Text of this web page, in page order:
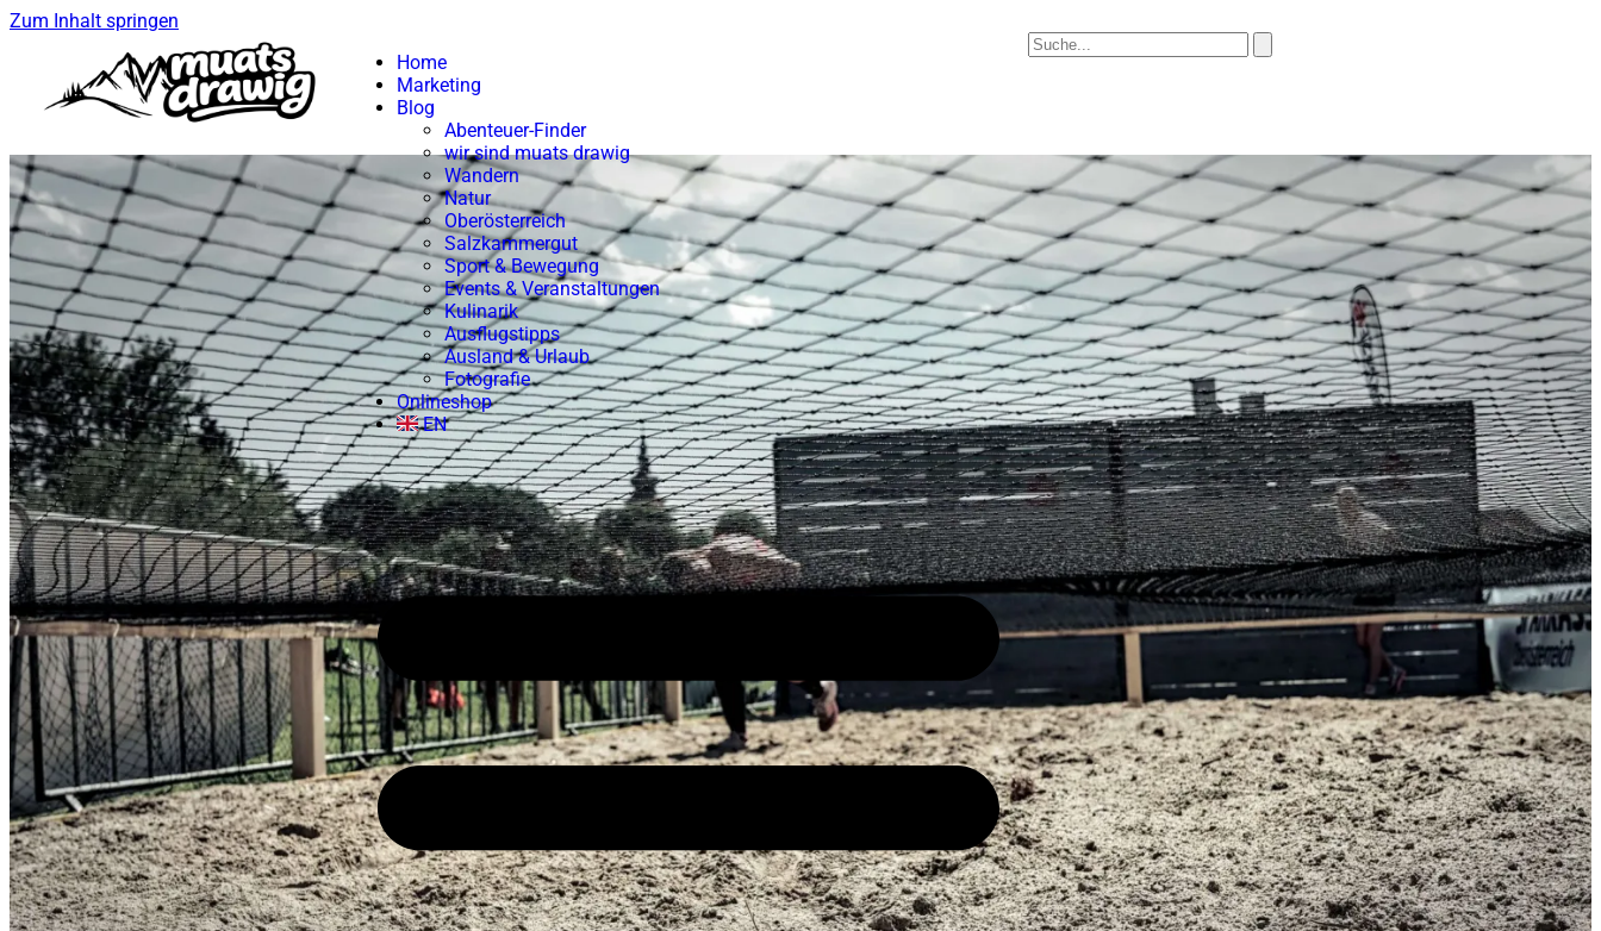
Zum Inhalt springen
Home
Marketing
Blog
Abenteuer-Finder
wir sind muats drawig
Wandern
Natur
Oberösterreich
Salzkammergut
Sport & Bewegung
Events & Veranstaltungen
Kulinarik
Ausflugstipps
Ausland & Urlaub
Fotografie
Onlineshop
EN